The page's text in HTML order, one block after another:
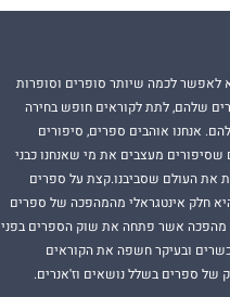
לאפשר לכמה שיותר סופרים וסופרות
שלהם, לתת לקוראים חופש בחירה
אנחנו אוהבים ספרים, סיפורים
שסיפורים מעצבים את מי שאנחנו כבני
את העולם שסביבנו.קצת על ספרים
היא חלק אינטגראלי מהמהפכה של ספרים
מהפכה אשר פתחה את שוק הספרים בפני
ובעיקר חשפה את הקוראים
של ספרים בשלל נושאים וז'אנרים.